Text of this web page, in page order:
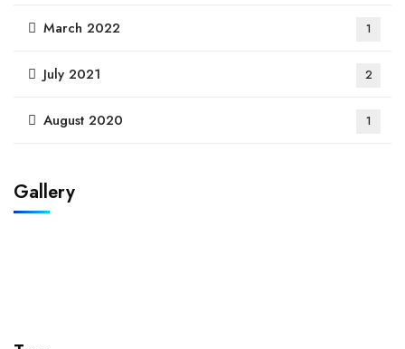
March 2022 1
July 2021 2
August 2020 1
Gallery